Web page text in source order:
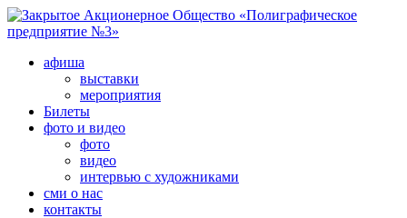
афиша
выставки
мероприятия
Билеты
фото и видео
фото
видео
интервью с художниками
сми о нас
контакты